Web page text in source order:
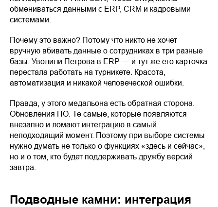
обмениваться данными с ERP, CRM и кадровыми
системами.
Почему это важно? Потому что никто не хочет
вручную вбивать данные о сотрудниках в три разные
базы. Уволили Петрова в ERP — и тут же его карточка
перестала работать на турникете. Красота,
автоматизация и никакой человеческой ошибки.
Правда, у этого медальона есть обратная сторона.
Обновления ПО. Те самые, которые появляются
внезапно и ломают интеграцию в самый
неподходящий момент. Поэтому при выборе системы
нужно думать не только о функциях «здесь и сейчас»,
но и о том, кто будет поддерживать дружбу версий
завтра.
Подводные камни: интеграция